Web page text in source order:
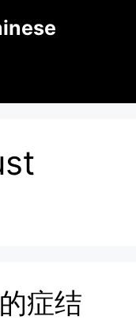
症结